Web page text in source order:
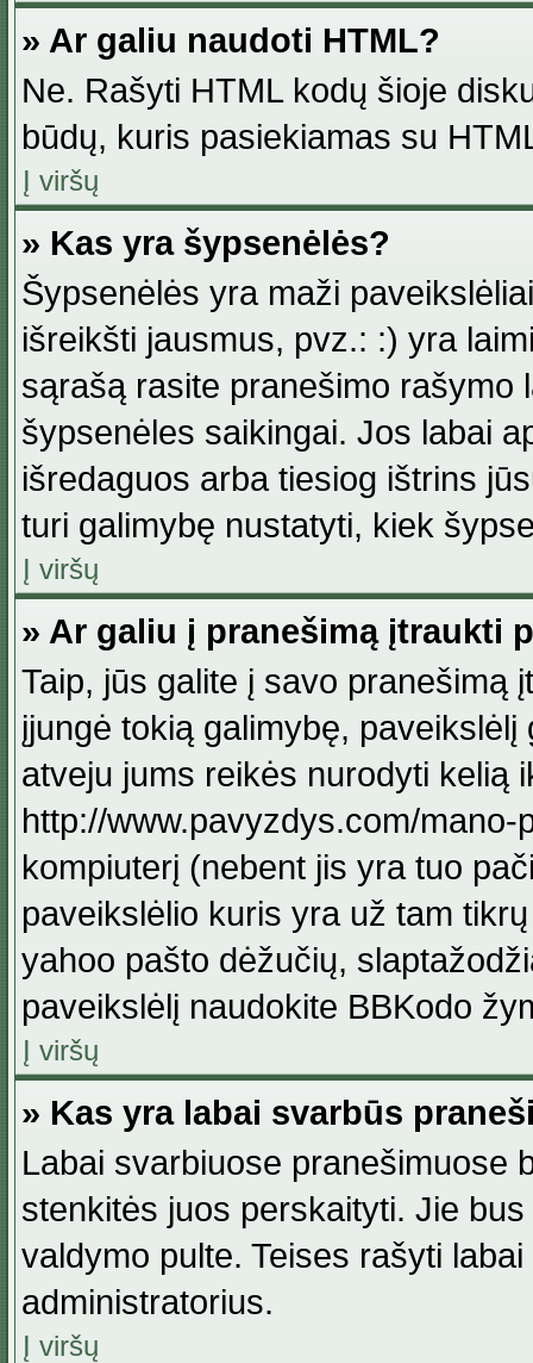
» Ar galiu naudoti HTML?
Ne. Rašyti HTML kodų šioje
būdų, kuris pasiekiamas su
Į viršų
» Kas yra šypsenėlės?
Šypsenėlės yra maži
išreikšti jausmus, pvz.: :) yra
sąrašą rasite pranešimo rašymo
šypsenėles saikingai. Jos labai
išredaguos arba tiesiog ištrins
turi galimybę nustatyti, kiek
Į viršų
» Ar galiu į pranešimą įtraukti
Taip, jūs galite į savo pranešimą
įjungė tokią galimybę,
atveju jums reikės nurodyti kelią
http://www.pavyzdys.com/
kompiuterį (nebent jis yra tuo
paveikslėlio kuris yra už tam
yahoo pašto dėžučių,
paveikslėlį naudokite BBKodo
Į viršų
» Kas yra labai svarbūs
Labai svarbiuose pranešimuose
stenkitės juos perskaityti. Jie
valdymo pulte. Teises rašyti
administratorius.
Į viršų